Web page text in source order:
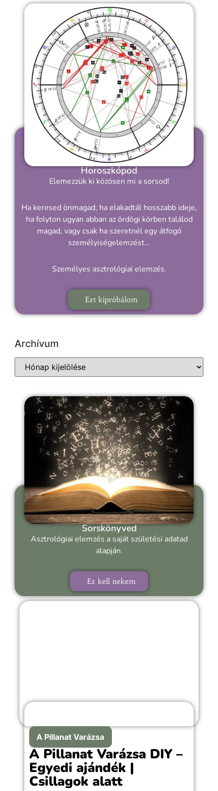
Horoszkópod
Elemezzük ki közösen mi a sorsod!
Ha keresed önmagad, ha elakadtál hosszabb ideje,
ha folyton ugyan abban az ördögi körben találod
magad, vagy csak ha szeretnél egy átfogó
személyiségelemzést…
Személyes asztrológiai elemzés.
Ezt kipróbálom
Archívum
Sorskönyved
Asztrológiai elemzés a saját születési adatad
alapján.
Ez kell nekem
A Pillanat Varázsa
A Pillanat Varázsa DIY –
Egyedi ajándék |
Csillagok alatt